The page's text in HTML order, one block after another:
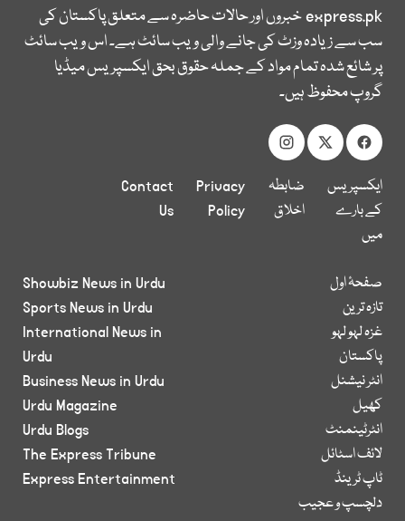
express.pkخبروں اور حالات حاضرہ سے متعلق پاکستان کی
سب سے زیادہ وزٹ کی جانے والی ویب سائٹ ہے۔ اس ویب سائٹ
پر شائع شدہ تمام مواد کے جملہ حقوق بحق ایکسپریس میڈیا
گروپ محفوظ ہیں۔
ایکسپریس
کے بارے
میں
ضابطہ
اخلاق
Privacy
Policy
Contact
Us
صفحۂ اول
تازہ ترین
غزہ لہو لہو
پاکستان
انٹر نیشنل
کھیل
انٹرٹینمنٹ
لائف اسٹائل
ٹاپ ٹرینڈ
دلچسپ و عجیب
Showbiz News in Urdu
Sports News in Urdu
International News in
Urdu
Business News in Urdu
Urdu Magazine
Urdu Blogs
The Express Tribune
Express Entertainment